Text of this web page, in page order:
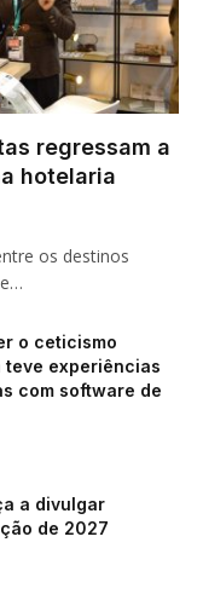
regressam a
hotelaria
os destinos
o ceticismo
teve experiências
com software de
a divulgar
de 2027